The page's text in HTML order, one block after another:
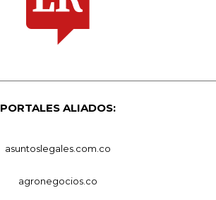
PORTALES ALIADOS:
asuntoslegales.com.co
agronegocios.co